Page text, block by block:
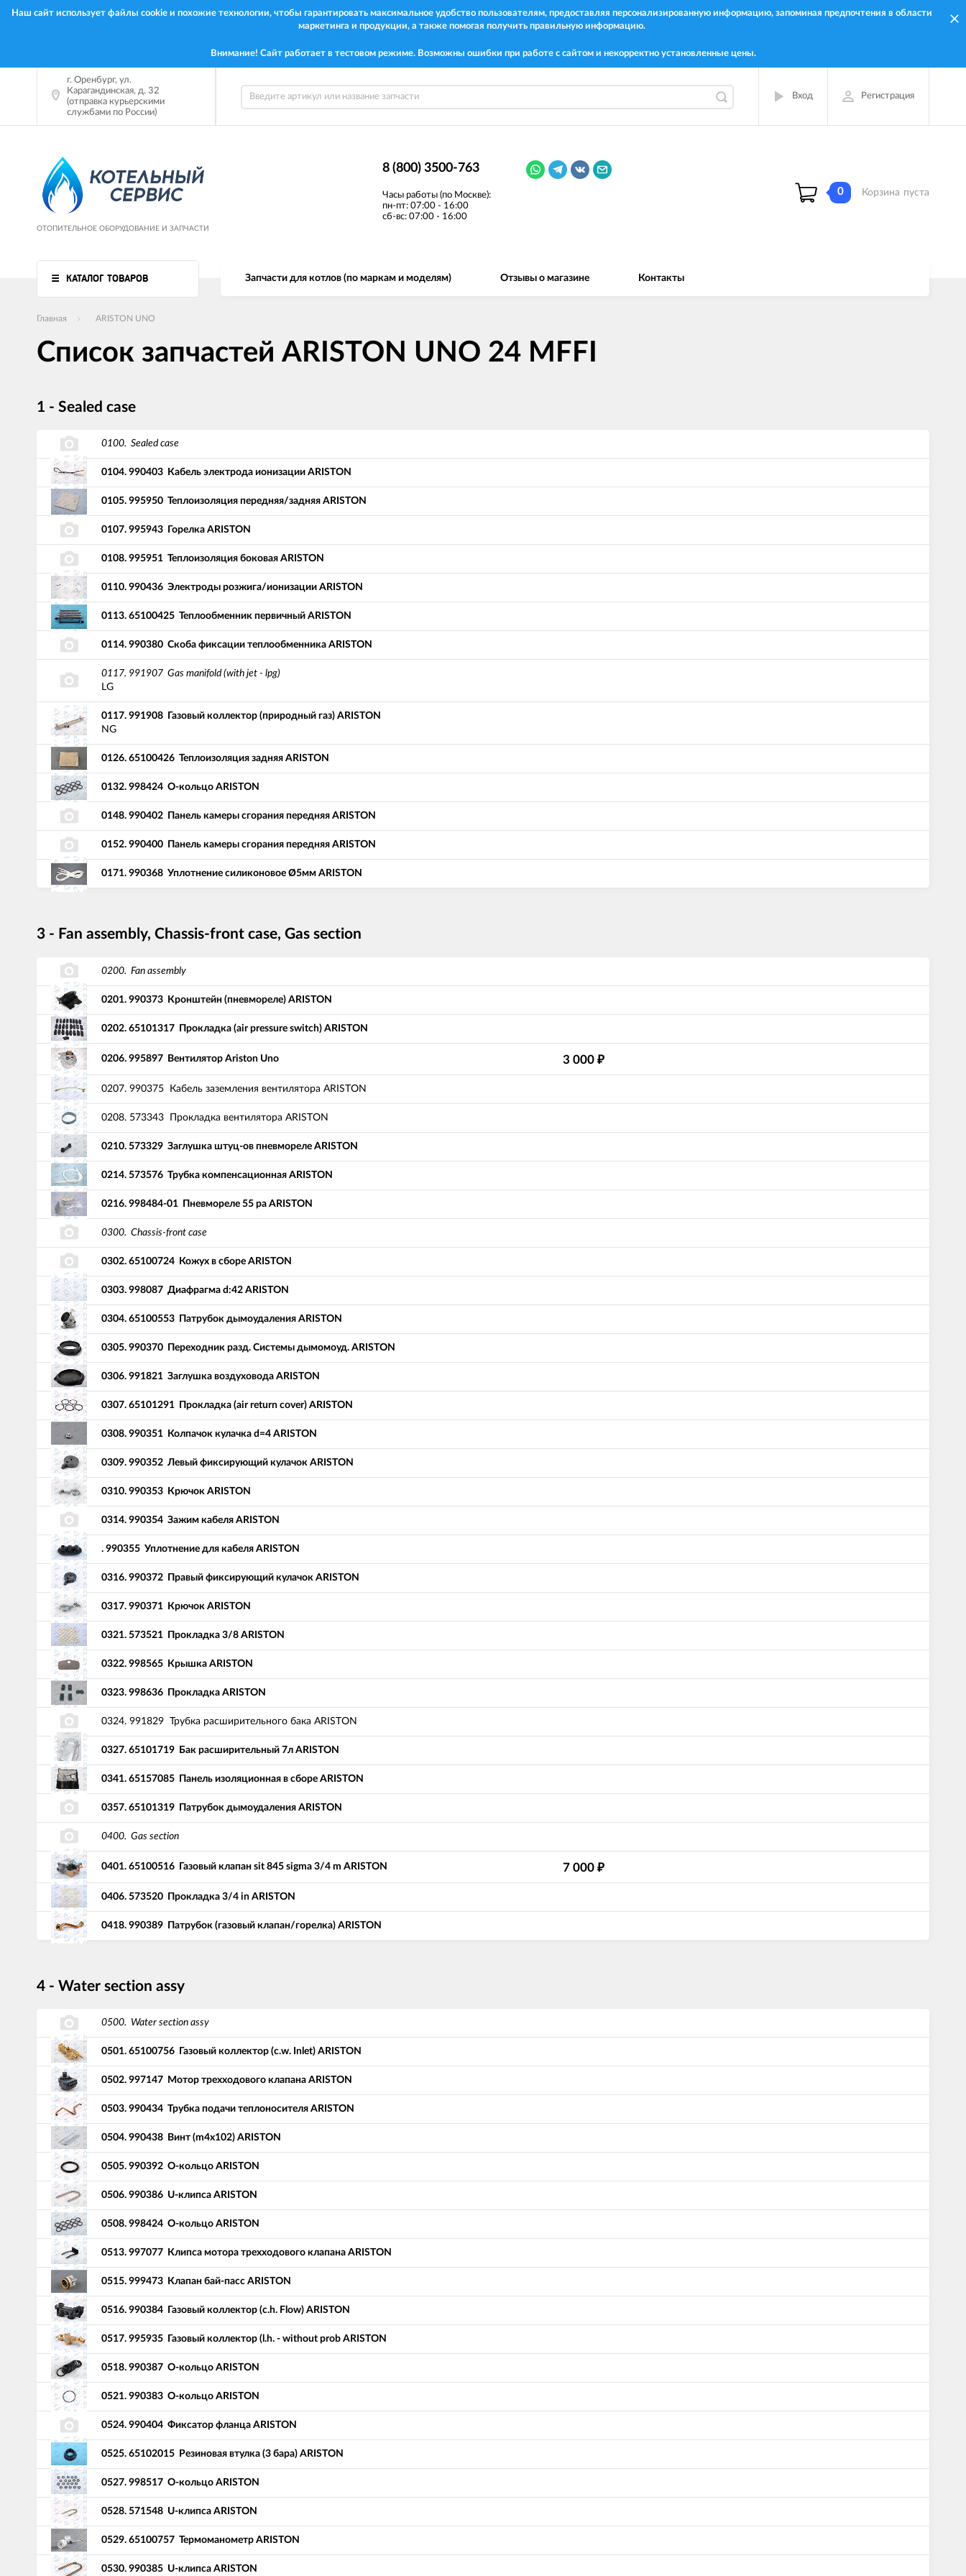
Наш сайт использует файлы cookie и похожие технологии, чтобы гарантировать максимальное удобство пользователям, предоставляя персонализированную информацию, запоминая предпочтения в области
маркетинга и продукции, а также помогая получить правильную информацию.
Внимание! Сайт работает в тестовом режиме. Возможны ошибки при работе с сайтом и некорректно установленные цены.
г. Оренбург, ул.
Карагандинская, д. 32
(отправка курьерскими
службами по России)
Вход Регистрация
ОТОПИТЕЛЬНОЕ ОБОРУДОВАНИЕ И ЗАПЧАСТИ
8 (800) 3500-763
Часы работы (по Москве):
пн-пт: 07:00 - 16:00
сб-вс: 07:00 - 16:00
0 Корзина пуста
КАТАЛОГ ТОВАРОВ Запчасти для котлов (по маркам и моделям) Отзывы о магазине Контакты
Главная ARISTON UNO
Список запчастей ARISTON UNO 24 MFFI
1 - Sealed case
0100. Sealed case
0104. 990403 Кабель электрода ионизации ARISTON
0105. 995950 Теплоизоляция передняя/задняя ARISTON
0107. 995943 Горелка ARISTON
0108. 995951 Теплоизоляция боковая ARISTON
0110. 990436 Электроды розжига/ионизации ARISTON
0113. 65100425 Теплообменник первичный ARISTON
0114. 990380 Скоба фиксации теплообменника ARISTON
0117. 991907 Gas manifold (with jet - lpg)
LG
0117. 991908 Газовый коллектор (природный газ) ARISTON
NG
0126. 65100426 Теплоизоляция задняя ARISTON
0132. 998424 О-кольцо ARISTON
0148. 990402 Панель камеры сгорания передняя ARISTON
0152. 990400 Панель камеры сгорания передняя ARISTON
0171. 990368 Уплотнение силиконовое Ø5мм ARISTON
3 - Fan assembly, Chassis-front case, Gas section
0200. Fan assembly
0201. 990373 Кронштейн (пневмореле) ARISTON
0202. 65101317 Прокладка (air pressure switch) ARISTON
0206. 995897 Вентилятор Ariston Uno 3 000 ₽
0207. 990375 Кабель заземления вентилятора ARISTON
0208. 573343 Прокладка вентилятора ARISTON
0210. 573329 Заглушка штуц-ов пневмореле ARISTON
0214. 573576 Трубка компенсационная ARISTON
0216. 998484-01 Пневмореле 55 pa ARISTON
0300. Chassis-front case
0302. 65100724 Кожух в сборе ARISTON
0303. 998087 Диафрагма d:42 ARISTON
0304. 65100553 Патрубок дымоудаления ARISTON
0305. 990370 Переходник разд. Системы дымомоуд. ARISTON
0306. 991821 Заглушка воздуховода ARISTON
0307. 65101291 Прокладка (air return cover) ARISTON
0308. 990351 Колпачок кулачка d=4 ARISTON
0309. 990352 Левый фиксирующий кулачок ARISTON
0310. 990353 Крючок ARISTON
0314. 990354 Зажим кабеля ARISTON
. 990355 Уплотнение для кабеля ARISTON
0316. 990372 Правый фиксирующий кулачок ARISTON
0317. 990371 Крючок ARISTON
0321. 573521 Прокладка 3/8 ARISTON
0322. 998565 Крышка ARISTON
0323. 998636 Прокладка ARISTON
0324. 991829 Трубка расширительного бака ARISTON
0327. 65101719 Бак расширительный 7л ARISTON
0341. 65157085 Панель изоляционная в сборе ARISTON
0357. 65101319 Патрубок дымоудаления ARISTON
0400. Gas section
0401. 65100516 Газовый клапан sit 845 sigma 3/4 m ARISTON 7 000 ₽
0406. 573520 Прокладка 3/4 in ARISTON
0418. 990389 Патрубок (газовый клапан/горелка) ARISTON
4 - Water section assy
0500. Water section assy
0501. 65100756 Газовый коллектор (c.w. Inlet) ARISTON
0502. 997147 Мотор трехходового клапана ARISTON
0503. 990434 Трубка подачи теплоносителя ARISTON
0504. 990438 Винт (m4x102) ARISTON
0505. 990392 О-кольцо ARISTON
0506. 990386 U-клипса ARISTON
0508. 998424 О-кольцо ARISTON
0513. 997077 Клипса мотора трехходового клапана ARISTON
0515. 999473 Клапан бай-пасс ARISTON
0516. 990384 Газовый коллектор (c.h. Flow) ARISTON
0517. 995935 Газовый коллектор (l.h. - without prob ARISTON
0518. 990387 О-кольцо ARISTON
0521. 990383 О-кольцo ARISTON
0524. 990404 Фиксатор фланца ARISTON
0525. 65102015 Резиновая втулка (3 бара) ARISTON
0527. 998517 О-кольцо ARISTON
0528. 571548 U-клипса ARISTON
0529. 65100757 Термоманометр ARISTON
0530. 990385 U-клипса ARISTON